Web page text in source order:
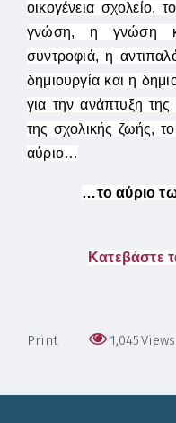
οικογένεια σχολείο,
γνώση, η γνώση
συντροφιά, η
δημιουργία και η
για την ανάπτυξη
της σχολικής ζωής,
αύριο…
…το αύριο
Κατεβάστε
Print 1,045Views